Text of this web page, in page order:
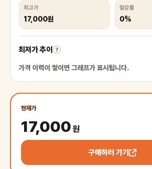
최고가
17,000원
절감률
0%
최저가 추이 ?
가격 이력이 쌓이면 그래프가 표시됩니다.
현재가
17,000원
구매하러 가기